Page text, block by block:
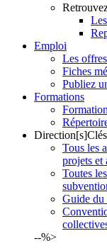
Emploi
Les
Fiches
Publiez
Formations
Direction[s]Clés
Tous les
projets et
Toutes les
Guide du
--%>